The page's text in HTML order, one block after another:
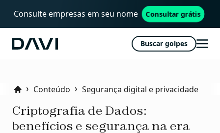
Consulte empresas em seu nome Consultar grátis
Davi Buscar golpes
Abrir
HomeConteúdo Segurança digital e privacidade
Criptografia de Dados:
benefícios e segurança na era